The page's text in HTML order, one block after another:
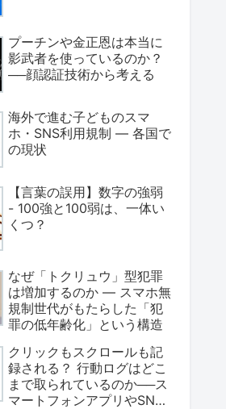
プーチンや金正恩は本当に
影武者を使っているのか？
──顔認証技術から考える
海外で進む子どものスマ
ホ・SNS利用規制 ― 各国で
の現状
【言葉の誤用】数字の強弱
- 100強と100弱は、一体い
くつ？
なぜ「トクリュウ」型犯罪
は増加するのか ― スマホ無
規制世代がもたらした「犯
罪の低年齢化」という構造
クリックもスクロールも記
録される？ 行動ログはどこ
まで取られているのか──ス
マートフォンアプリやSNS